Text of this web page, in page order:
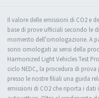
Il valore delle emissioni di CO2 e
base di prove ufficiali secondo le
momento dell'omologazione. A
sono omologati ai sensi della
Harmonized Light Vehicles Test
ciclo NEDC, la procedura di
presso le nostre filiali una guida
emissioni di CO2 che riporta i